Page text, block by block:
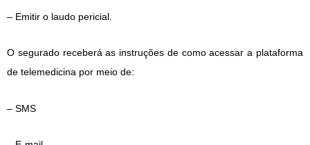
– Emitir o laudo pericial.
O segurado receberá as instruções de como acessar a plataforma
de telemedicina por meio de:
– SMS